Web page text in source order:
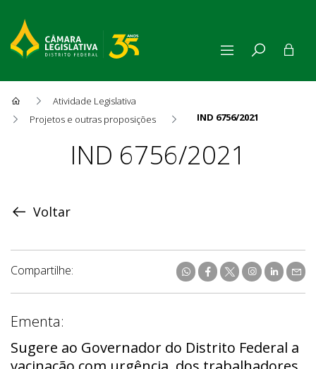
Atividade Legislativa
Projetos e outras proposições
IND 6756/2021
ProposiçãoIND 6756/2021
Voltar
Compartilhe:
Ementa:
Sugere ao Governador do Distrito Federal a